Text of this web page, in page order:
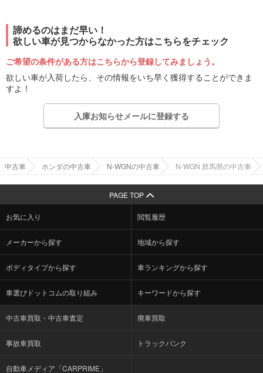
諦めるのはまだ早い！
欲しい車が見つからなかった方はこちらをチェック
ご希望の条件がある方はこちらから登録してみましょう。
欲しい車が入荷したら、その情報をいち早く獲得することができま
すよ！
入庫お知らせメールに登録する
中古車 ホンダの中古車 N-WGNの中古車 N-WGN 群馬県の中古車
PAGE TOP
お気に入り 閲覧履歴
メーカーから探す 地域から探す
ボディタイプから探す 車ランキングから探す
車選びドットコムの取り組み キーワードから探す
中古車買取・中古車査定 廃車買取
事故車買取 トラックバンク
自動車メディア「CARPRIME」